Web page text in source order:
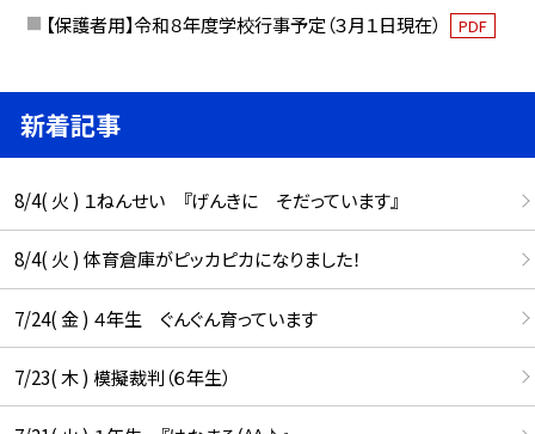
【保護者用】令和８年度学校行事予定（３月１日現在） PDF
新着記事
8/4( 火 ) １ねんせい 『げんきに そだっています』
8/4( 火 ) 体育倉庫がピッカピカになりました！
7/24( 金 ) ４年生 ぐんぐん育っています
7/23( 木 ) 模擬裁判（６年生）